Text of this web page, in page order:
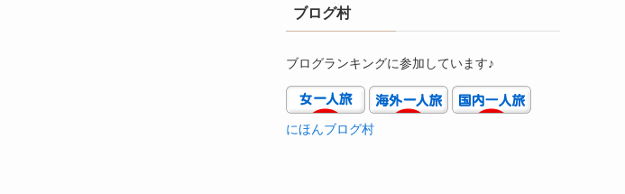
ブログ村
ブログランキングに参加しています♪
にほんブログ村